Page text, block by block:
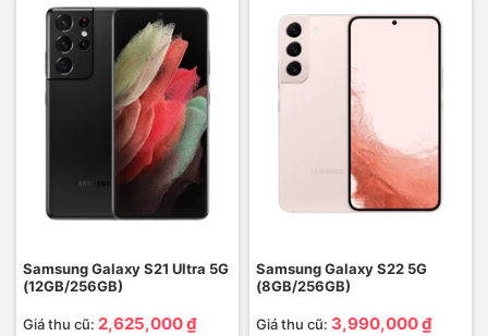
Samsung Galaxy S21 Ultra 5G
(12GB/256GB)
Giá thu cũ: 2,625,000 ₫
Samsung Galaxy S22 5G
(8GB/256GB)
Giá thu cũ: 3,990,000 ₫